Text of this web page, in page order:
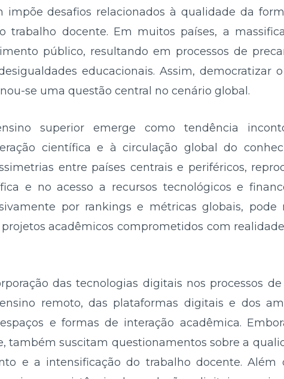
desafios relacionados à qualidade da
trabalho docente. Em muitos países, a
público, resultando em processos de
educacionais. Assim, democratizar o
se uma questão central no cenário global.
superior emerge como tendência
científica e à circulação global do
entre países centrais e periféricos,
e no acesso a recursos tecnológicos e
por rankings e métricas globais, pode
acadêmicos comprometidos com
das tecnologias digitais nos processos de
remoto, das plataformas digitais e dos
e formas de interação acadêmica.
também suscitam questionamentos sobre a
e a intensificação do trabalho docente. Além